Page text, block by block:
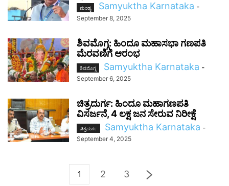
ಮಂಡ್ಯ Samyuktha Karnataka -
September 8, 2025
ಶಿವಮೊಗ್ಗ: ಹಿಂದೂ ಮಹಾಸಭಾ ಗಣಪತಿ
ಮೆರವಣಿಗೆ ಆರಂಭ
ಶಿವಮೊಗ್ಗ Samyuktha Karnataka -
September 6, 2025
ಚಿತ್ರದುರ್ಗ: ಹಿಂದೂ ಮಹಾಗಣಪತಿ
ವಿಸರ್ಜನೆ, 4 ಲಕ್ಷ ಜನ ಸೇರುವ ನಿರೀಕ್ಷೆ
ಚಿತ್ರದುರ್ಗ Samyuktha Karnataka -
September 4, 2025
1 2 3